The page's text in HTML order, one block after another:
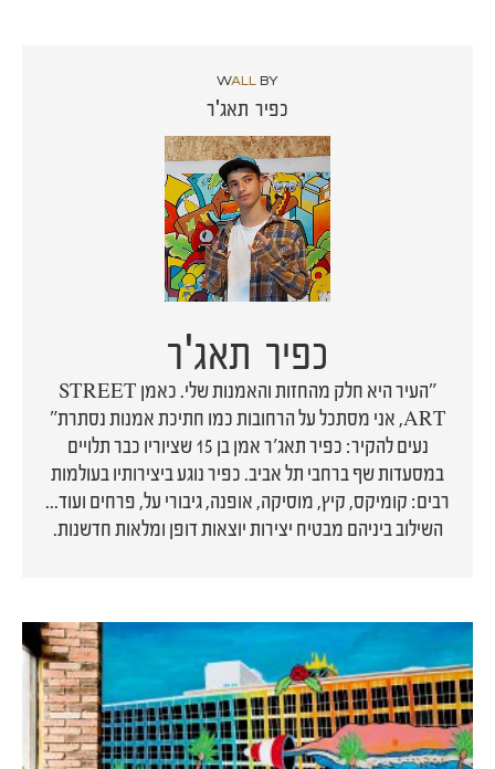
WALL BY
כפיר תאג'ר
כפיר תאג'ר
"העיר היא חלק מהחזות והאמנות שלי. כאמן STREET
ART, אני מסתכל על הרחובות כמו חתיכת אמנות נסתרת"
נעים להקיר: כפיר תאג'ר אמן בן 15 שציוריו כבר תלויים
במסעדות שף ברחבי תל אביב. כפיר נוגע ביצירותיו בעולמות
רבים: קומיקס, קיץ, מוסיקה, אופנה, גיבורי על, פרחים ועוד...
השילוב ביניהם מבטיח יצירות יוצאות דופן ומלאות חדשנות.